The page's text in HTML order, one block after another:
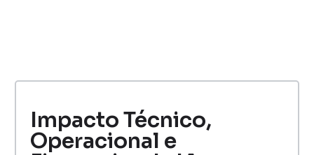
Impacto Técnico,
Operacional e